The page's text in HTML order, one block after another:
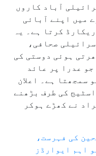
آباد کاروں
میں اپنے آبائی
کرتا ہے۔ یہ
صحافی،
ہوئی دوستی کی
عدرا پر عائد
سمجھتا ہے۔ اعلان
کی طرف بڑھنے
نے کھڑے ہوکر
۲۰۲۵ء: فاتحین کی فہرست،
اہم ایوارڈز